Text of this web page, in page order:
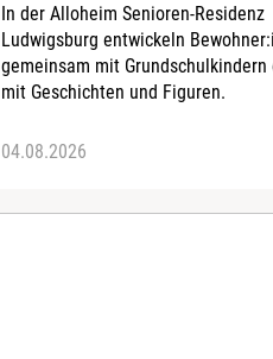
In der Alloheim Senioren-Residenz
Ludwigsburg entwickeln
gemeinsam mit Grundschulkindern
mit Geschichten und Figuren.
04.08.2026